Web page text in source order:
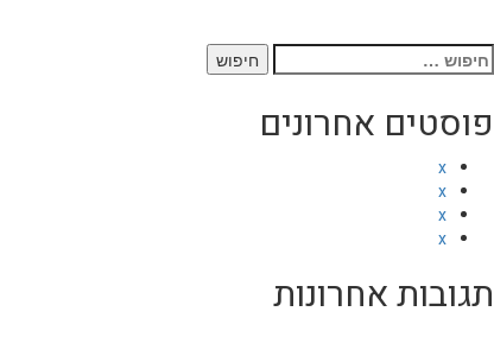
חיפוש:
פוסטים אחרונים
x
x
x
x
תגובות אחרונות